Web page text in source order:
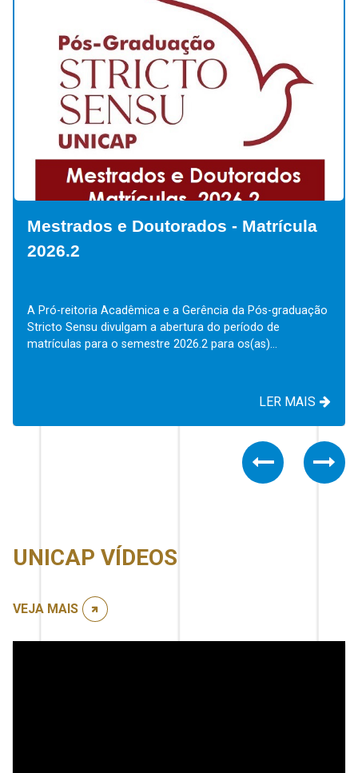
Mestrados e Doutorados - Alunos
Especiais / Alunos Ouvintes
Aluno Especial e Aluno Ouvinte Aluno Especial ou Aluno
Ouvinte é aquele aluno que não está vinculado a nenhum
Programa de Mestrado/Doutorado e deseja cursar...
LER MAIS
Previous
UNICAP VÍDEOS
VEJA MAIS